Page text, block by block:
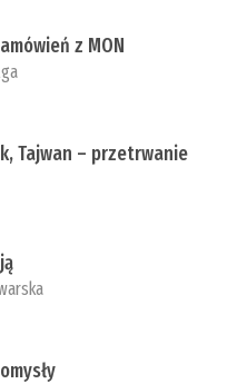
z MON
Tajwan – przetrwanie